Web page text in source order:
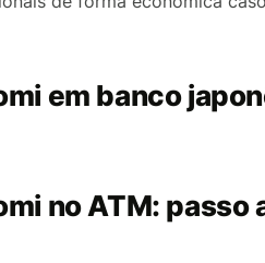
em banco
no ATM: passo